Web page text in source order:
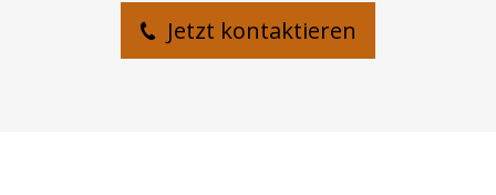
Jetzt kontaktieren